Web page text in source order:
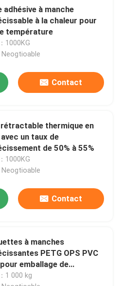
adhésive à manche
à la chaleur pour
température
1000KG
Neogtioable
Contact
thermique en
avec un taux de
de 50% à 55%
1000KG
Neogtioable
Contact
à manches
PETG OPS PVC
emballage de
à l'épreuve de
1 000 kg